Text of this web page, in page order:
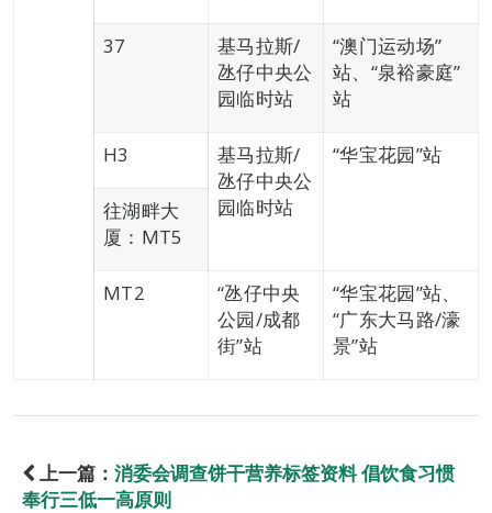
37
基马拉斯/
氹仔中央公
园临时站
“澳门运动场”
站、“泉裕豪庭”
站
H3
基马拉斯/
氹仔中央公
园临时站
“华宝花园”站
往湖畔大
厦：MT5
MT2
“氹仔中央
公园/成都
街”站
“华宝花园”站、
“广东大马路/濠
景”站
上一篇： 消委会调查饼干营养标签资料 倡饮食习惯
奉行三低一高原则